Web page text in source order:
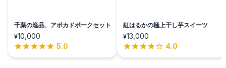
千葉の逸品、アボカドポークセット
¥10,000
5.0
紅はるかの極上干し芋スイーツ
¥13,000
4.0